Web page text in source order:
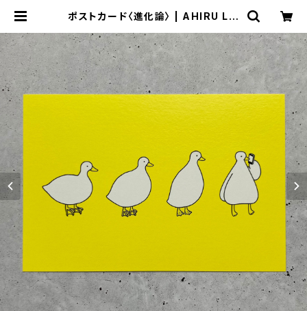
ポストカード〈進化論〉 | AHIRU LIF